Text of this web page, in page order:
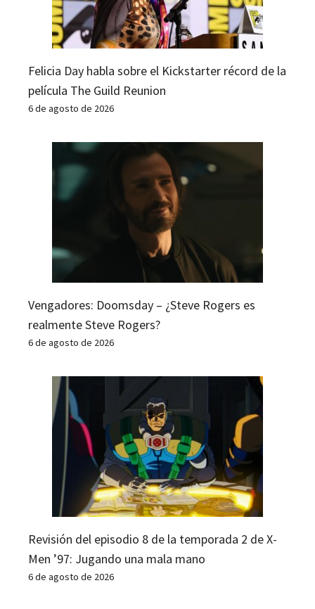
Felicia Day habla sobre el Kickstarter récord de la
película The Guild Reunion
6 de agosto de 2026
Vengadores: Doomsday – ¿Steve Rogers es
realmente Steve Rogers?
6 de agosto de 2026
Revisión del episodio 8 de la temporada 2 de X-
Men ’97: Jugando una mala mano
6 de agosto de 2026